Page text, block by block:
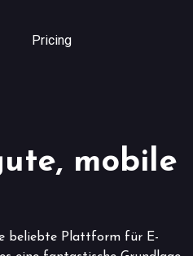
Pricing
mobile
beliebte Plattform für E-